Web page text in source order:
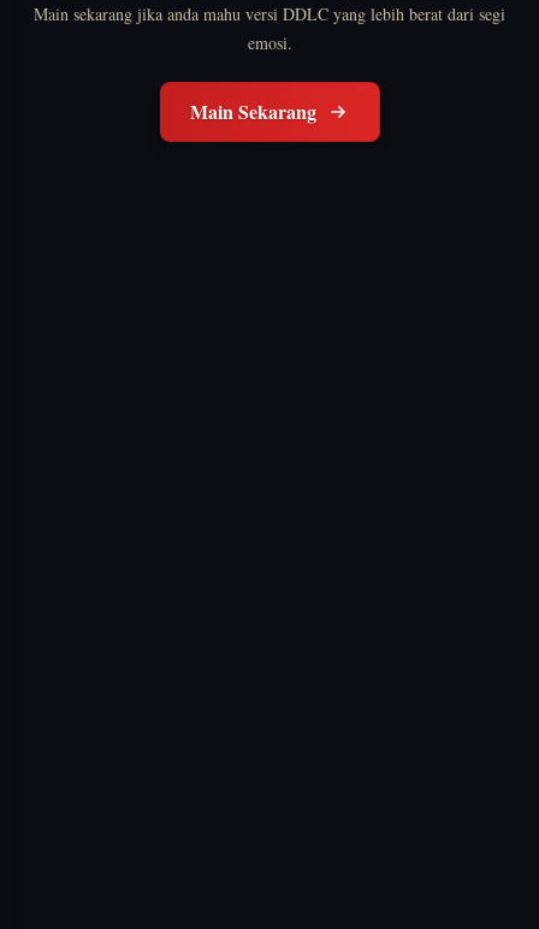
Main sekarang jika anda mahu versi DDLC yang lebih berat dari segi
emosi.
Main Sekarang